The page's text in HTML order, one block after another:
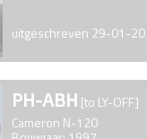
uitgeschreven 29-01-
PH-ABH [to LY-OFF]
Cameron N-120